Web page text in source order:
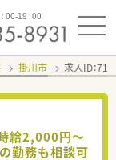
00-19：00
掛川市 求人ID：
給2,000円～
勤務も相談可